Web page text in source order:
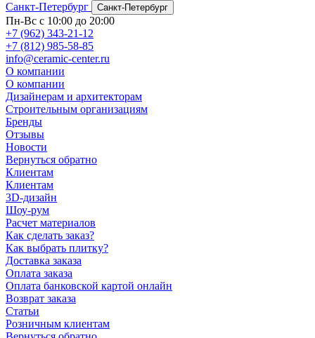
Санкт-Петербург
Санкт-Петербург
Пн-Вс с 10:00 до 20:00
+7 (962) 343-21-12
+7 (812) 985-58-85
info@ceramic-center.ru
О компании
О компании
Дизайнерам и архитекторам
Строительным организациям
Бренды
Отзывы
Новости
Вернуться обратно
Клиентам
Клиентам
3D-дизайн
Шоу-рум
Расчет материалов
Как сделать заказ?
Как выбрать плитку?
Доставка заказа
Оплата заказа
Оплата банковской картой онлайн
Возврат заказа
Статьи
Розничным клиентам